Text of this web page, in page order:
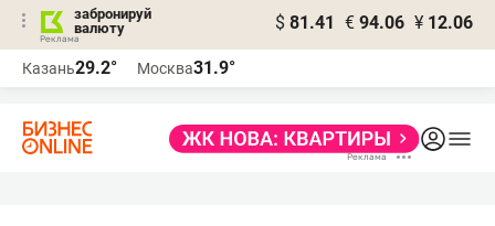
забронируй
валюту
$ 81.41 € 94.06 ¥ 12.06
Казань29.2° Москва31.9°